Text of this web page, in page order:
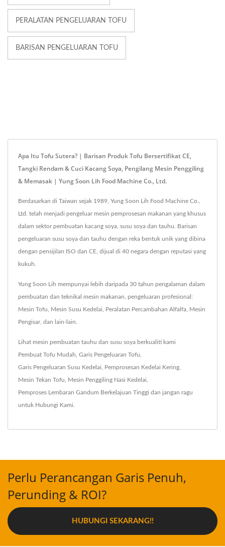
PERALATAN PENGELUARAN TOFU
BARISAN PENGELUARAN TOFU
Apa Itu Tofu Sutera? | Barisan Produk Tofu Bersertifikat CE,
Tangki Rendam & Cuci Kacang Soya, Pengilang Mesin Penggiling
& Memasak | Yung Soon Lih Food Machine Co., Ltd.
Berdasarkan di Taiwan sejak 1989, Yung Soon Lih Food Machine Co.,
Ltd. telah menjadi pengeluar mesin pemprosesan makanan yang khusus
dalam sektor pembuatan kacang soya, susu soya dan tauhu. Barisan
pengeluaran susu soya dan tauhu dengan reka bentuk unik yang dibina
dengan pensijilan ISO dan CE, dijual di 40 negara dengan reputasi yang
kukuh.
Yung Soon Lih mempunyai lebih daripada 30 tahun pengalaman dalam
pembuatan dan teknikal mesin makanan, pengeluaran profesional:
Mesin Tofu, Mesin Susu Kedelai, Peralatan Percambahan Alfalfa, Mesin
Pengisar, dan lain-lain.
Lihat mesin pembuatan tauhu dan susu soya berkualiti kami
Pembuat Tofu Mudah, Garis Pengeluaran Tofu,
Garis Pengeluaran Susu Kedelai, Pemprosesan Kedelai Kering,
Mesin Tekan Tofu, Mesin Penggiling Nasi Kedelai,
Pemproses Lembaran Gandum Berkelajuan Tinggi dan jangan ragu
untuk Hubungi Kami.
Perlu Perancangan Garis Penuh,
Perunding & ROI?
HUBUNGI SEKARANG!!